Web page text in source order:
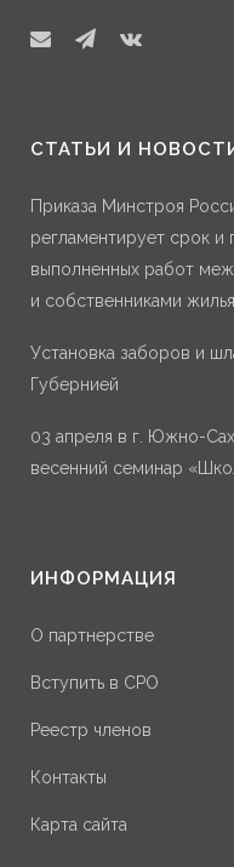
СТАТЬИ И
Приказа Минстроя
регламентирует срок и
выполненных работ
и собственниками жилья.
Установка заборов и
Губернией
03 апреля в г. Южно-
весенний семинар
ИНФОРМАЦИЯ
О партнерстве
Вступить в СРО
Реестр членов
Контакты
Карта сайта